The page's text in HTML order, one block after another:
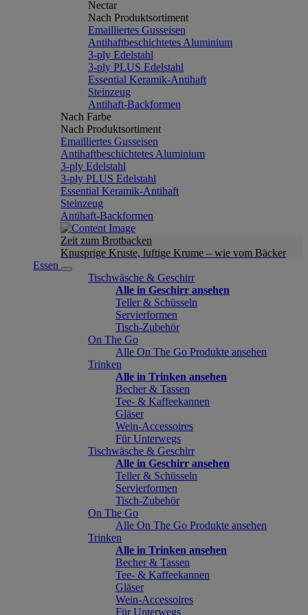
Nectar
Nach Produktsortiment
Emailliertes Gusseisen
Antihaftbeschichtetes Aluminium
3-ply Edelstahl
3-ply PLUS Edelstahl
Essential Keramik-Antihaft
Steinzeug
Antihaft-Backformen
Nach Farbe
Nach Produktsortiment
Emailliertes Gusseisen
Antihaftbeschichtetes Aluminium
3-ply Edelstahl
3-ply PLUS Edelstahl
Essential Keramik-Antihaft
Steinzeug
Antihaft-Backformen
Zeit zum Brotbacken
Knusprige Kruste, luftige Krume – wie vom Bäcker
Essen
Tischwäsche & Geschirr
Alle in Geschirr ansehen
Teller & Schüsseln
Servierformen
Tisch-Zubehör
On The Go
Alle On The Go Produkte ansehen
Trinken
Alle in Trinken ansehen
Becher & Tassen
Tee- & Kaffeekannen
Gläser
Wein-Accessoires
Für Unterwegs
Tischwäsche & Geschirr
Alle in Geschirr ansehen
Teller & Schüsseln
Servierformen
Tisch-Zubehör
On The Go
Alle On The Go Produkte ansehen
Trinken
Alle in Trinken ansehen
Becher & Tassen
Tee- & Kaffeekannen
Gläser
Wein-Accessoires
Für Unterwegs